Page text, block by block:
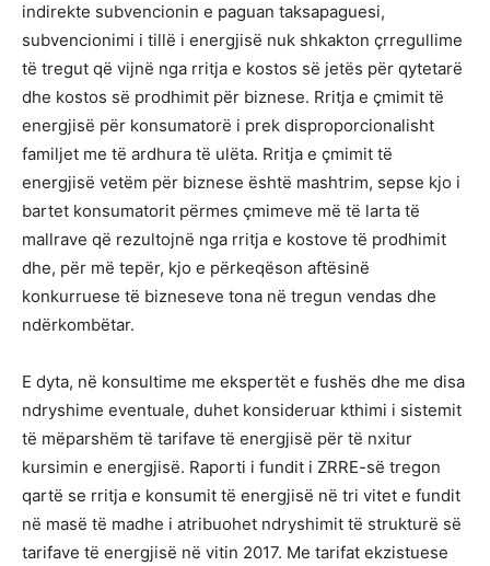
indirekte subvencionin e paguan taksapaguesi,
subvencionimi i tillë i energjisë nuk shkakton çrregullime
të tregut që vijnë nga rritja e kostos së jetës për qytetarë
dhe kostos së prodhimit për biznese. Rritja e çmimit të
energjisë për konsumatorë i prek disproporcionalisht
familjet me të ardhura të ulëta. Rritja e çmimit të
energjisë vetëm për biznese është mashtrim, sepse kjo i
bartet konsumatorit përmes çmimeve më të larta të
mallrave që rezultojnë nga rritja e kostove të prodhimit
dhe, për më tepër, kjo e përkeqëson aftësinë
konkurruese të bizneseve tona në tregun vendas dhe
ndërkombëtar.
E dyta, në konsultime me ekspertët e fushës dhe me disa
ndryshime eventuale, duhet konsideruar kthimi i sistemit
të mëparshëm të tarifave të energjisë për të nxitur
kursimin e energjisë. Raporti i fundit i ZRRE-së tregon
qartë se rritja e konsumit të energjisë në tri vitet e fundit
në masë të madhe i atribuohet ndryshimit të strukturë së
tarifave të energjisë në vitin 2017. Me tarifat ekzistuese